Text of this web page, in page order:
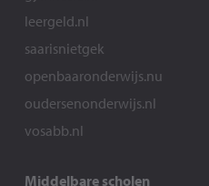
leergeld.nl
saarisnietgek
openbaaronderwijs.nu
oudersenonderwijs.nl
vosabb.nl
Middelbare scholen